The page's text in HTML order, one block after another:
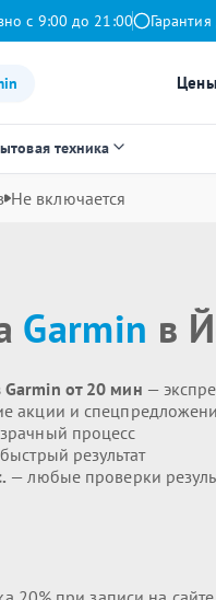
с 9:00 до 21:00
Цены
техника
Не включается
Garmin в
от 20 мин —
акции и
процесс
результат
— любые проверки